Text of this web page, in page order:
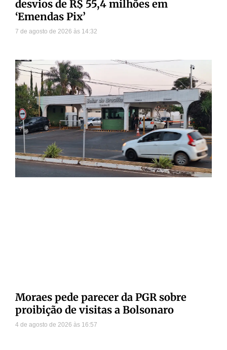
desvios de R$ 55,4 milhões em
‘Emendas Pix’
7 de agosto de 2026 14:32
Moraes pede parecer da PGR sobre
proibição de visitas a Bolsonaro
4 de agosto de 2026 16:57